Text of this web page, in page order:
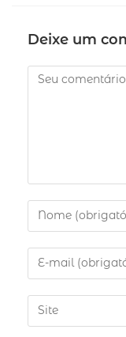
Deixe um